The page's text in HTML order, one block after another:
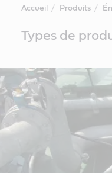
Accueil Produits
ContentTypes de